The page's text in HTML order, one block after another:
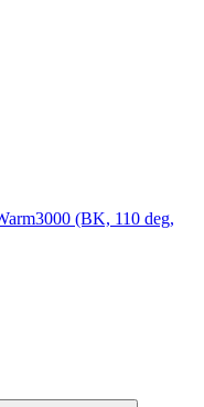
(BK, 110 deg,